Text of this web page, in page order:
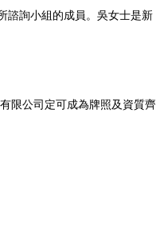
諮詢小組的成員。吳女士是新
限公司定可成為牌照及資質齊